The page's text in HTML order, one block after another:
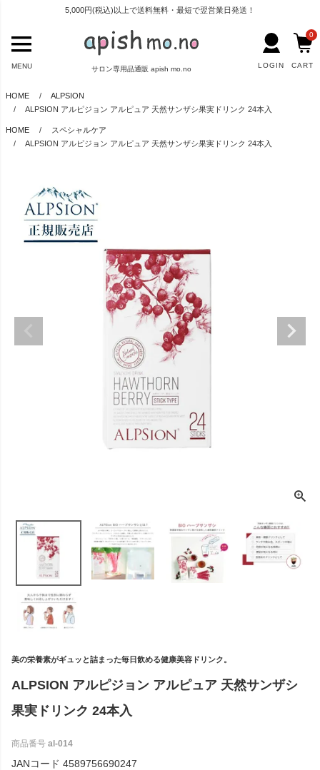
5,000円(税込)以上で送料無料・最短で翌営業日発送！
サロン専用品通販 apish mo.no
MENU LOGIN CART
0
HOME
ALPSION
ALPSION アルピジョン アルピュア 天然サンザシ果実ドリンク 24本入
HOME
スペシャルケア
ALPSION アルピジョン アルピュア 天然サンザシ果実ドリンク 24本入
美の栄養素がギュッと詰まった毎日飲める健康美容ドリンク。
ALPSION アルピジョン アルピュア 天然サンザシ
果実ドリンク 24本入
商品番号 al-014
JANコード 4589756690247